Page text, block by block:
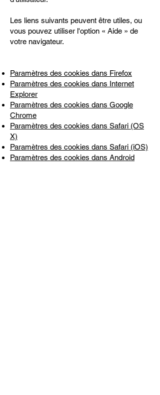
Les liens suivants peuvent être utiles, ou
vous pouvez utiliser l'option « Aide » de
votre navigateur.
Paramètres des cookies dans Firefox
Paramètres des cookies dans Internet
Explorer
Paramètres des cookies dans Google
Chrome
Paramètres des cookies dans Safari (OS
X)
Paramètres des cookies dans Safari (iOS)
Paramètres des cookies dans Android